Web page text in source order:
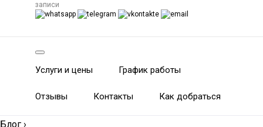
записи
Услуги и цены График работы
Отзывы Контакты Как добраться
Блог ›